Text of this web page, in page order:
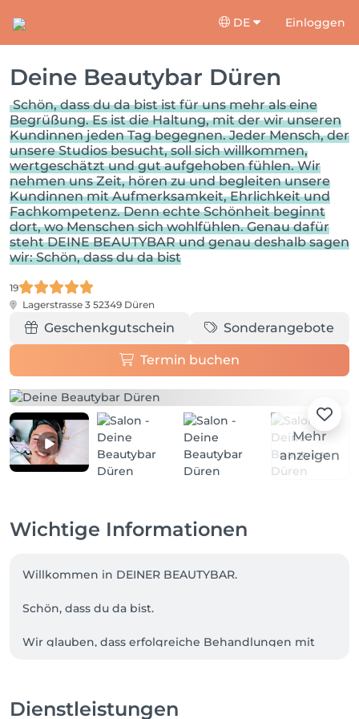
DE Einloggen
Deine Beautybar Düren
Schön, dass du da bist ist für uns mehr als eine
Begrüßung. Es ist die Haltung, mit der wir unseren
Kundinnen jeden Tag begegnen. Jeder Mensch, der
unsere Studios besucht, soll sich willkommen,
wertgeschätzt und gut aufgehoben fühlen. Wir
nehmen uns Zeit, hören zu und begleiten unsere
Kundinnen mit Aufmerksamkeit, Ehrlichkeit und
Fachkompetenz. Denn echte Schönheit beginnt
dort, wo Menschen sich wohlfühlen. Genau dafür
steht DEINE BEAUTYBAR und genau deshalb sagen
wir: Schön, dass du da bist
19
Lagerstrasse 3 52349 Düren
Geschenkgutschein Sonderangebote
Termin buchen
Mehr
anzeigen
Wichtige Informationen
Willkommen in DEINER BEAUTYBAR.
Schön, dass du da bist.
Wir glauben, dass erfolgreiche Behandlungen mit
finden.
Dienstleistungen